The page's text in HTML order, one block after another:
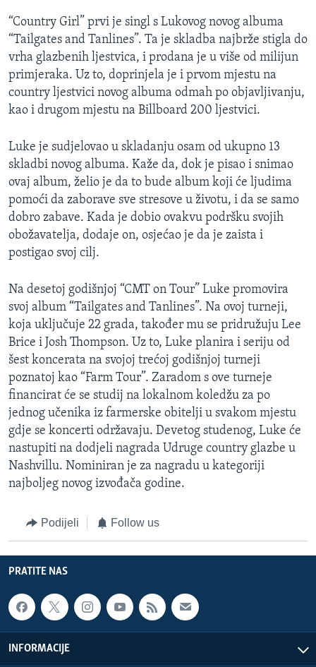
“Country Girl” prvi je singl s Lukovog novog albuma
“Tailgates and Tanlines”. Ta je skladba najbrže stigla do
vrha glazbenih ljestvica, i prodana je u više od milijun
primjeraka. Uz to, doprinjela je i prvom mjestu na
country ljestvici novog albuma odmah po objavljivanju,
kao i drugom mjestu na Billboard 200 ljestvici.
Luke je sudjelovao u skladanju osam od ukupno 13
skladbi novog albuma. Kaže da, dok je pisao i snimao
ovaj album, želio je da to bude album koji će ljudima
pomoći da zaborave sve stresove u životu, i da se samo
dobro zabave. Kada je dobio ovakvu podršku svojih
obožavatelja, dodaje on, osjećao je da je zaista i
postigao svoj cilj.
Na desetoj godišnjoj “CMT on Tour” Luke promovira
svoj album “Tailgates and Tanlines”. Na ovoj turneji,
koja uključuje 22 grada, također mu se pridružuju Lee
Brice i Josh Thompson. Uz to, Luke planira i seriju od
šest koncerata na svojoj trećoj godišnjoj turneji
poznatoj kao “Farm Tour”. Zaradom s ove turneje
financirat će se studij na lokalnom koledžu za po
jednog učenika iz farmerske obitelji u svakom mjestu
gdje se koncerti održavaju. Devetog studenog, Luke će
nastupiti na dodjeli nagrada Udruge country glazbe u
Nashvillu. Nominiran je za nagradu u kategoriji
najboljeg novog izvođača godine.
Podijeli Follow us
PRATITE NAS
INFORMACIJE